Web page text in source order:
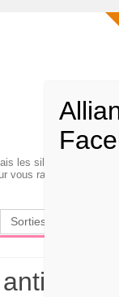
les silences.Plus
rappeler combien
Sorties